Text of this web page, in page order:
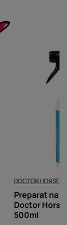
DOCTOR HORSE
Preparat na
Doctor
500ml